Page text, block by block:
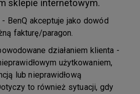
sklepie internetowym.
BenQ akceptuje jako dowód
fakturę/paragon.
działaniem klienta -
użytkowaniem,
lub nieprawidłową
to również sytuacji, gdy